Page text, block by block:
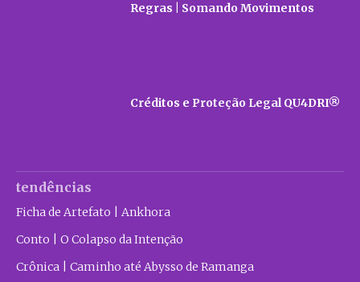
Regras | Somando Movimentos
Créditos e Proteção Legal QU4DRI®
tendências
Ficha de Artefato | Ankhora
Conto | O Colapso da Intenção
Crônica | Caminho até Abysso de Ramanga